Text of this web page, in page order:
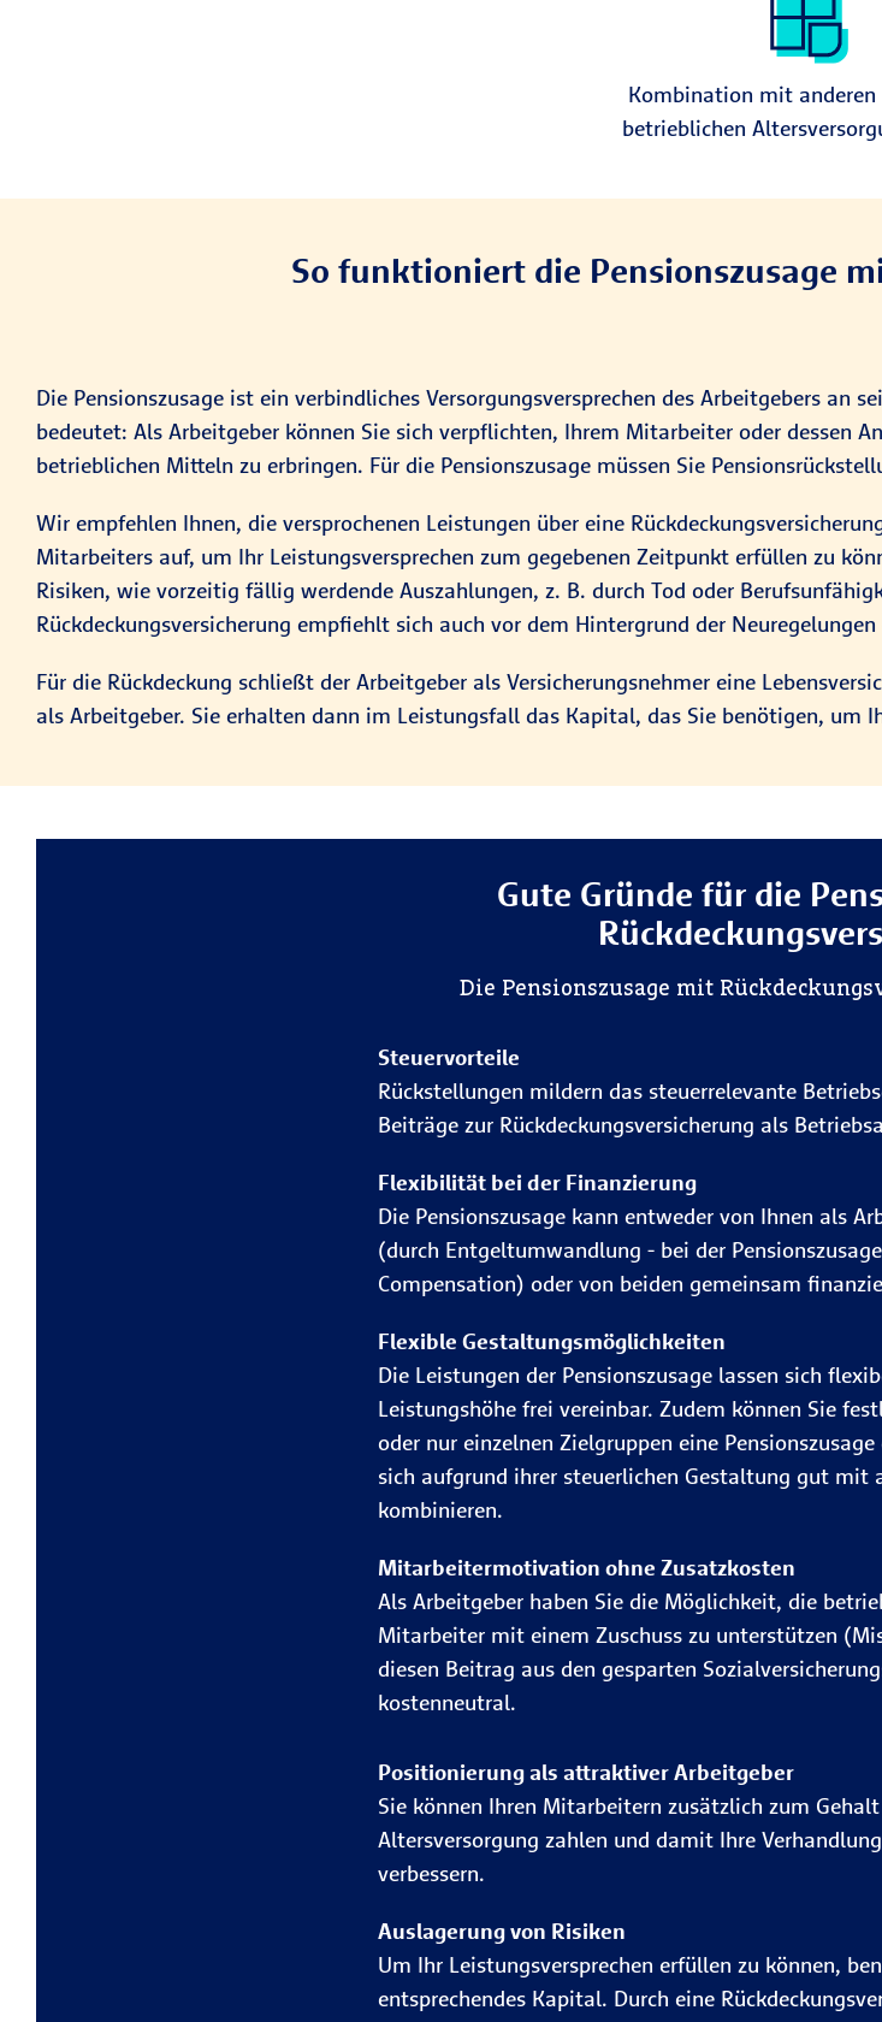
Kombination mit anderen
betrieblichen
So funktioniert die Pensionszusage
Die Pensionszusage ist ein verbindliches Versorgungsversprechen des Arbeitgebers an
bedeutet: Als Arbeitgeber können Sie sich verpflichten, Ihrem Mitarbeiter oder dessen
betrieblichen Mitteln zu erbringen. Für die Pensionszusage müssen Sie
Wir empfehlen Ihnen, die versprochenen Leistungen über eine
Mitarbeiters auf, um Ihr Leistungsversprechen zum gegebenen Zeitpunkt erfüllen zu
Risiken, wie vorzeitig fällig werdende Auszahlungen, z. B. durch Tod oder
Rückdeckungsversicherung empfiehlt sich auch vor dem Hintergrund der
Für die Rückdeckung schließt der Arbeitgeber als Versicherungsnehmer eine
als Arbeitgeber. Sie erhalten dann im Leistungsfall das Kapital, das Sie benötigen, um
Gute Gründe für die
Die Pensionszusage mit
Steuervorteile
Rückstellungen mildern das steuerrelevante
Beiträge zur Rückdeckungsversicherung als
Flexibilität bei der Finanzierung
Die Pensionszusage kann entweder von Ihnen als
(durch Entgeltumwandlung - bei der
Compensation) oder von beiden gemeinsam
Flexible Gestaltungsmöglichkeiten
Die Leistungen der Pensionszusage lassen sich
Leistungshöhe frei vereinbar. Zudem können Sie
oder nur einzelnen Zielgruppen eine
sich aufgrund ihrer steuerlichen Gestaltung gut mit
kombinieren.
Mitarbeitermotivation ohne Zusatzkosten
Als Arbeitgeber haben Sie die Möglichkeit, die
Mitarbeiter mit einem Zuschuss zu unterstützen
diesen Beitrag aus den gesparten
kostenneutral.
Positionierung als attraktiver Arbeitgeber
Sie können Ihren Mitarbeitern zusätzlich zum
Altersversorgung zahlen und damit Ihre
verbessern.
Auslagerung von Risiken
Um Ihr Leistungsversprechen erfüllen zu können,
entsprechendes Kapital. Durch eine